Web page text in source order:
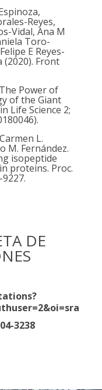
Reyes,
Vidal, Ana M
Toro-
E Reyes-
(2020). Front
Power of
of the Giant
Life Science 2;
L.
M. Fernández.
isopeptide
proteins. Proc.
9227.
DE
3238